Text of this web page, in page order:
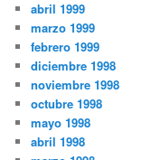
abril 1999
marzo 1999
febrero 1999
diciembre 1998
noviembre 1998
octubre 1998
mayo 1998
abril 1998